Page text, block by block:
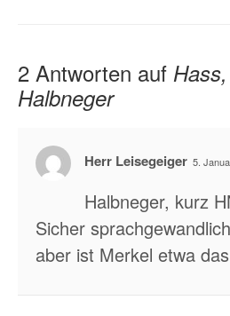
2 Antworten auf
Halbneger
Herr Leisegeiger 5.
Halbneger, kurz
Sicher
aber ist Merkel etwa